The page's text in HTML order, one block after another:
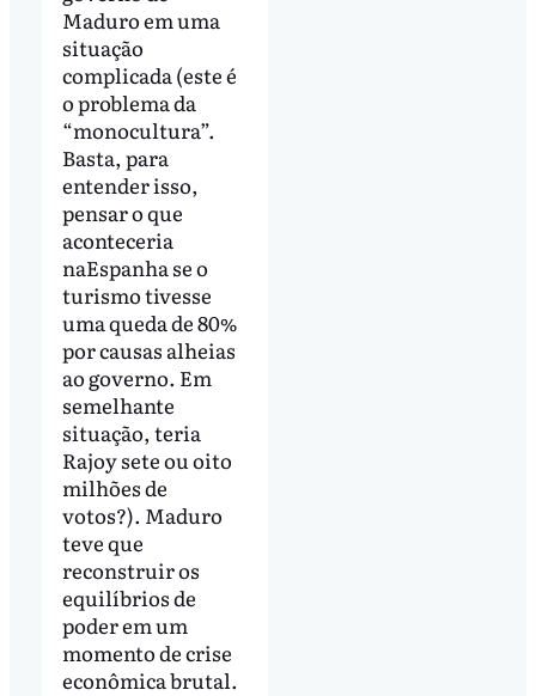
Maduro em uma
situação
complicada (este é
o problema da
“monocultura”.
Basta, para
entender isso,
pensar o que
aconteceria
naEspanha se o
turismo tivesse
uma queda de 80%
por causas alheias
ao governo. Em
semelhante
situação, teria
Rajoy sete ou oito
milhões de
votos?). Maduro
teve que
reconstruir os
equilíbrios de
poder em um
momento de crise
econômica brutal.